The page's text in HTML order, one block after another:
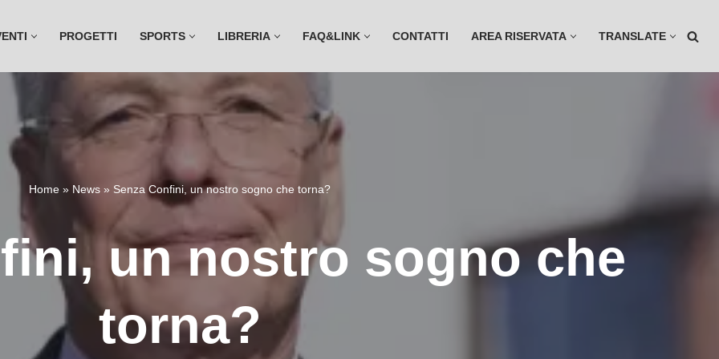
PROGETTI SPORTS LIBRERIA FAQ&LINK CONTATTI AREA RISERVATA TRANSLATE
Home » News » Senza Confini, un nostro sogno che torna?
un nostro sogno che
torna?